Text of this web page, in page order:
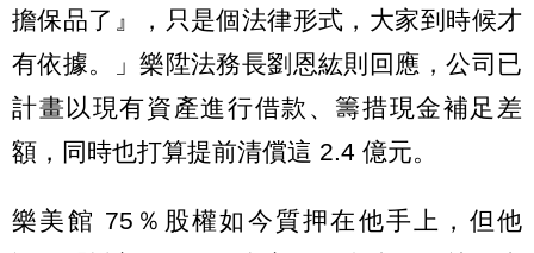
擔保品了』，只是個法律形式，大家到時候才
有依據。」樂陞法務長劉恩紘則回應，公司已
計畫以現有資產進行借款、籌措現金補足差
額，同時也打算提前清償這 2.4 億元。
樂美館 75％股權如今質押在他手上，但他